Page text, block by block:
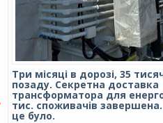
Три місяці в дорозі, 35
позаду. Секретна доставка
трансформатора для
тис. споживачів
це було.